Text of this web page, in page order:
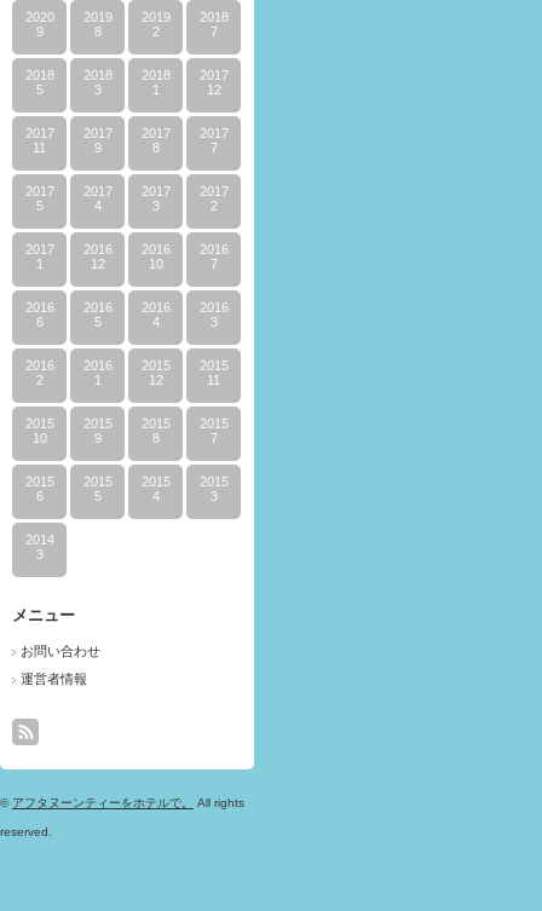
2020
9
2019
8
2019
2
2018
7
2018
5
2018
3
2018
1
2017
12
2017
11
2017
9
2017
8
2017
7
2017
5
2017
4
2017
3
2017
2
2017
1
2016
12
2016
10
2016
7
2016
6
2016
5
2016
4
2016
3
2016
2
2016
1
2015
12
2015
11
2015
10
2015
9
2015
8
2015
7
2015
6
2015
5
2015
4
2015
3
2014
3
メニュー
お問い合わせ
運営者情報
© アフタヌーンティーをホテルで。 All rights
reserved.